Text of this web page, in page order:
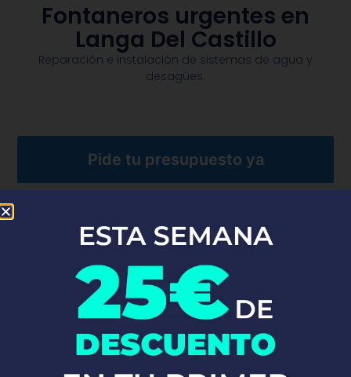
Fontaneros urgentes en
Langa Del Castillo
Reparación e instalación de sistemas de agua y
desagües.​
Pide tu presupuesto ya